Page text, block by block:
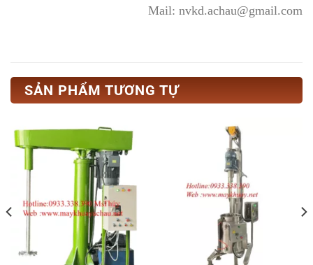
Mail: nvkd.achau@gmail.com
SẢN PHẨM TƯƠNG TỰ